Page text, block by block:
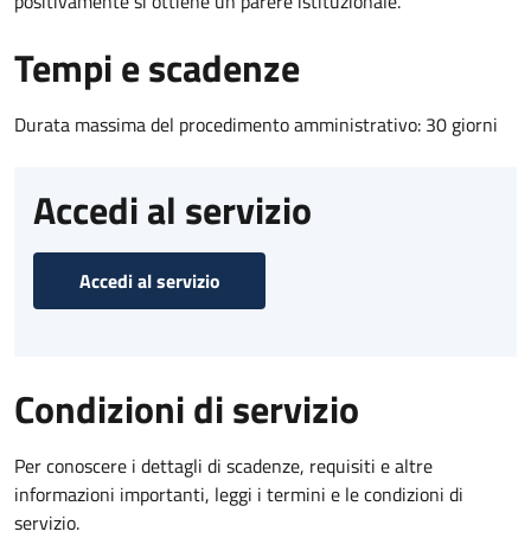
Tempi e scadenze
Durata massima del procedimento amministrativo: 30 giorni
Accedi al servizio
Accedi al servizio
Condizioni di servizio
Per conoscere i dettagli di scadenze, requisiti e altre
informazioni importanti, leggi i termini e le condizioni di
servizio.